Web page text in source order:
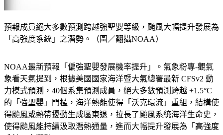
「高強度系統」之潛勢。（圖／翻攝NOAA）
象看天氣提到，根據美國國家海洋暨大氣總署最新 CFSv2 動
力模式預測，40個系集預測成員，絕大多數預測跨越 +1.5°C
的「強聖嬰」門檻，海洋熱能使得「沃克環流」重組，結構使
得颱風或熱帶擾動生成區東退，拉長了颱風系統海洋生命史，
使得颱風能持續汲取潛熱通量，進而大幅提升發展為「高強度
系統」之潛勢。